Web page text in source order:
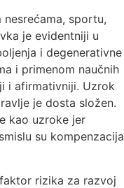
nesrećama, sportu,
je evidentniji u
i degenerativne
i primenom naučnih
i afirmativniji. Uzrok
je dosta složen.
kao uzroke jer
su kompenzacija
rizika za razvoj